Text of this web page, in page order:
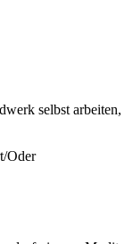
selbst arbeiten,
Oder